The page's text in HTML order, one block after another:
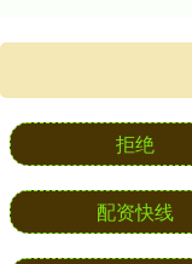
拒绝
配资快线